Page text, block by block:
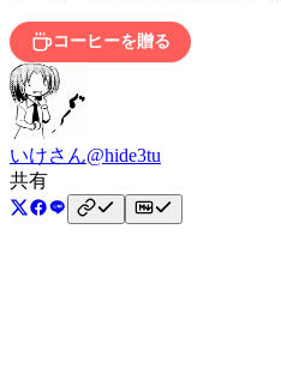
コーヒーを贈る
いけさん@hide3tu
共有